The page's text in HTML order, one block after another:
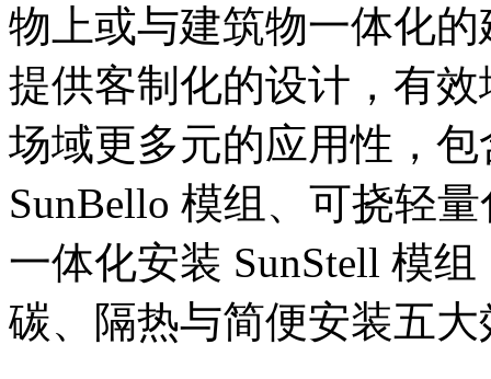
物上或与建筑物一体化
提供客制化的设计，有
场域更多元的应用性，
SunBello 模组、可挠轻
一体化安装 SunStell 模
碳、隔热与简便安装五大